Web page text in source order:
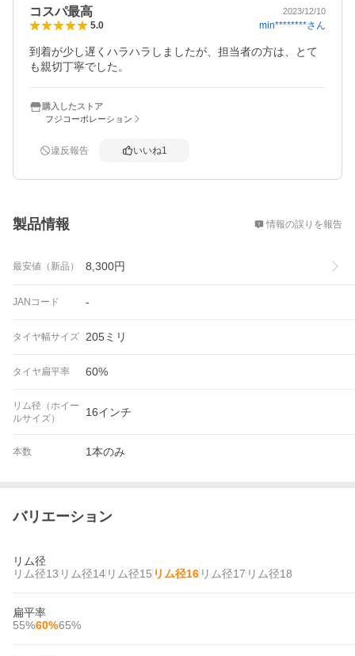
コスパ最高 2023/12/10
5.0 min********さん
到着が少し遅くハラハラしましたが、担当者の方は、とて
も親切丁寧でした。
購入したストア
フジコーポレーション
違反報告 いいね1
製品情報 情報の誤りを報告
最安値（新品） 8,300円
JANコード -
タイヤ幅サイズ 205ミリ
タイヤ扁平率 60%
リム径（ホイー
ルサイズ）
16インチ
本数 1本のみ
バリエーション
リム径
リム径13 リム径14 リム径15 リム径16 リム径17 リム径18
扁平率
55%60%65%